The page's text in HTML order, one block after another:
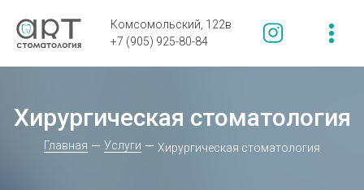
Комсомольский, 122в
+7 (905) 925-80-84
Хирургическая стоматология
Главная Услуги Хирургическая стоматология